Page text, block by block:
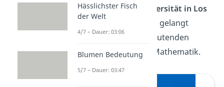
Professor an der Universität in Los
Angeleszu lehren und gelangt
immer wieder zu bedeutenden
Erkenntnissen in der Mathematik.
Hässlichster Fisch
der Welt
4/7 – Dauer: 03:06
Blumen Bedeutung
5/7 – Dauer: 03:47